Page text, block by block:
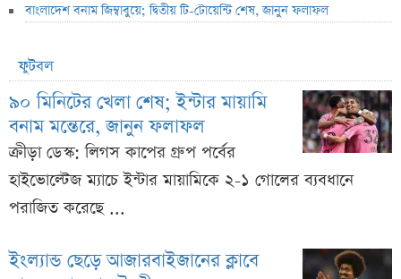
বাংলাদেশ বনাম জিম্বাবুয়ে; দ্বিতীয় টি-টোয়েন্টি শেষ, জানুন ফলাফল
ফুটবল
৯০ মিনিটের খেলা শেষ; ইন্টার মায়ামি
বনাম মন্তেরে, জানুন ফলাফল
ক্রীড়া ডেস্ক: লিগস কাপের গ্রুপ পর্বের
হাইভোল্টেজ ম্যাচে ইন্টার মায়ামিকে ২-১ গোলের ব্যবধানে
পরাজিত করেছে ...
ইংল্যান্ড ছেড়ে আজারবাইজানের ক্লাবে